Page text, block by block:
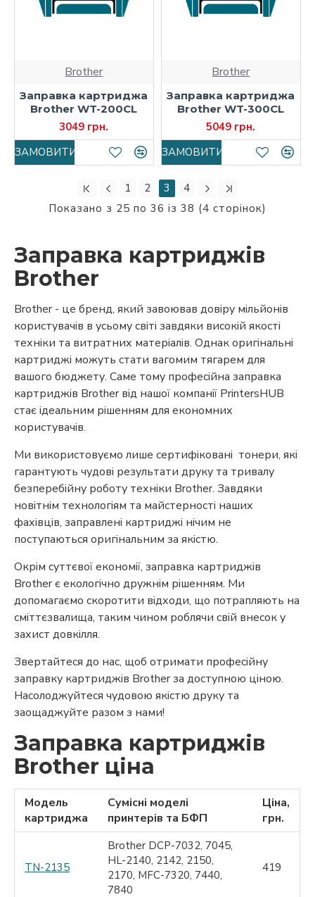
Brother
Заправка картриджа
Brother WT-200CL
3049 грн.
ЗАМОВИТИ
Brother
Заправка картриджа
Brother WT-300CL
5049 грн.
ЗАМОВИТИ
1 2 3
4
Показано з 25 по 36 із 38 (4 сторінок)
Заправка картриджів
Brother
Brother - це бренд, який завоював довіру мільйонів
користувачів в усьому світі завдяки високій якості
техніки та витратних матеріалів. Однак оригінальні
картриджі можуть стати вагомим тягарем для
вашого бюджету. Саме тому професійна заправка
картриджів Brother від нашої компанії PrintersHUB
стає ідеальним рішенням для економних
користувачів.
Ми використовуємо лише сертифіковані тонери, які
гарантують чудові результати друку та тривалу
безперебійну роботу техніки Brother. Завдяки
новітнім технологіям та майстерності наших
фахівців, заправлені картриджі нічим не
поступаються оригінальним за якістю.
Окрім суттєвої економії, заправка картриджів
Brother є екологічно дружнім рішенням. Ми
допомагаємо скоротити відходи, що потрапляють на
сміттєзвалища, таким чином роблячи свій внесок у
захист довкілля.
Звертайтеся до нас, щоб отримати професійну
заправку картриджів Brother за доступною ціною.
Насолоджуйтеся чудовою якістю друку та
заощаджуйте разом з нами!
Заправка картриджів
Brother ціна
Модель
картриджа
Сумісні моделі
принтерів та БФП
Ціна,
грн.
TN-2135
Brother DCP-7032, 7045,
HL-2140, 2142, 2150,
2170, MFC-7320, 7440,
7840
419